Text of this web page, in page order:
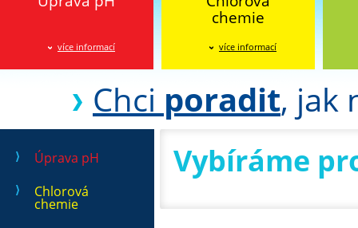
více informací
chemie
více informací
Chci poradit, jak
Úprava pH
Chlorová
chemie
Vybíráme